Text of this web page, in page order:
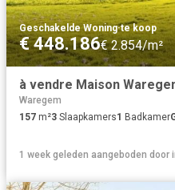
Geschakelde Woning·te koop
€ 448.186€ 2.854/m²
à vendre Maison
Waregem
157 m²3 Slaapkamers1 Badkamer
1 week geleden aangeboden door